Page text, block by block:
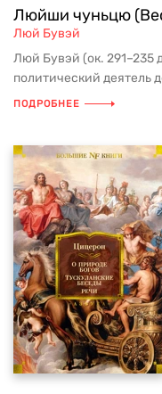
Люйши чуньцю
Люй Бувэй
Люй Бувэй (ок. 291–235
политический деятель
ПОДРОБНЕЕ